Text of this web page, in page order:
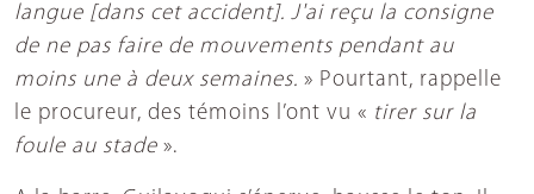
langue [dans cet accident]. J'ai reçu la consigne
de ne pas faire de mouvements pendant au
moins une à deux semaines. » Pourtant, rappelle
le procureur, des témoins l’ont vu « tirer sur la
foule au stade ».